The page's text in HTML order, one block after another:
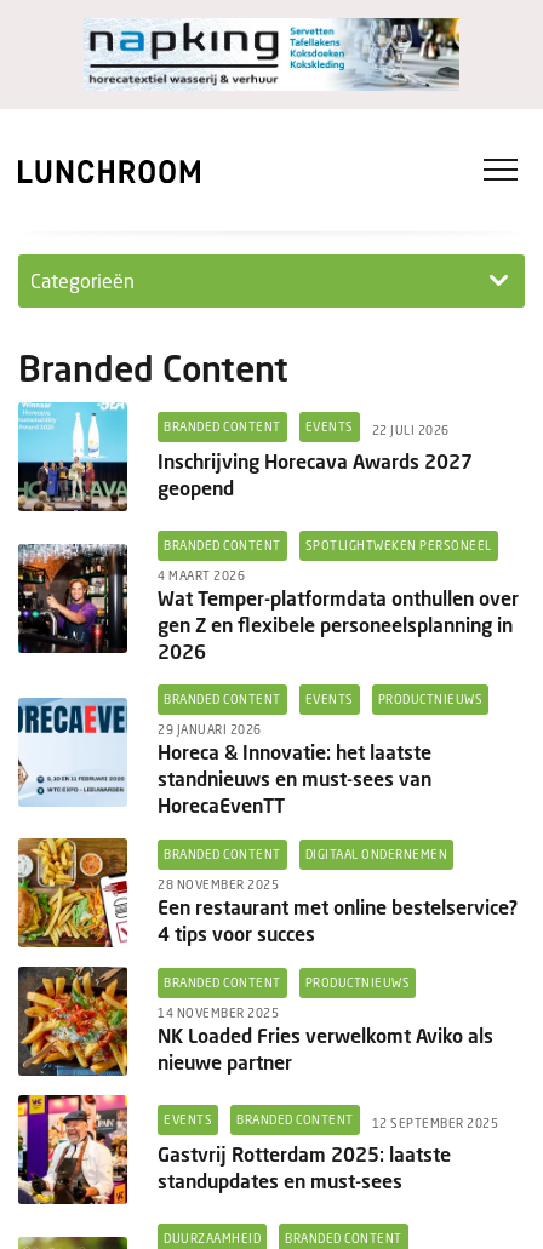
Categorieën
Ondernemen in...
Ondernemen
Nieuwe lunchrooms
Columns
Groots ondernemen
Branded Content
BRANDED CONTENT EVENTS 22 JULI 2026
Inschrijving Horecava Awards 2027
geopend
BRANDED CONTENT SPOTLIGHTWEKEN PERSONEEL
4 MAART 2026
Wat Temper-platformdata onthullen over
gen Z en flexibele personeelsplanning in
2026
BRANDED CONTENT EVENTS PRODUCTNIEUWS
29 JANUARI 2026
Horeca & Innovatie: het laatste
standnieuws en must-sees van
HorecaEvenTT
BRANDED CONTENT DIGITAAL ONDERNEMEN
28 NOVEMBER 2025
Een restaurant met online bestelservice?
4 tips voor succes
BRANDED CONTENT PRODUCTNIEUWS
14 NOVEMBER 2025
NK Loaded Fries verwelkomt Aviko als
nieuwe partner
EVENTS BRANDED CONTENT 12 SEPTEMBER 2025
Gastvrij Rotterdam 2025: laatste
standupdates en must-sees
DUURZAAMHEID BRANDED CONTENT